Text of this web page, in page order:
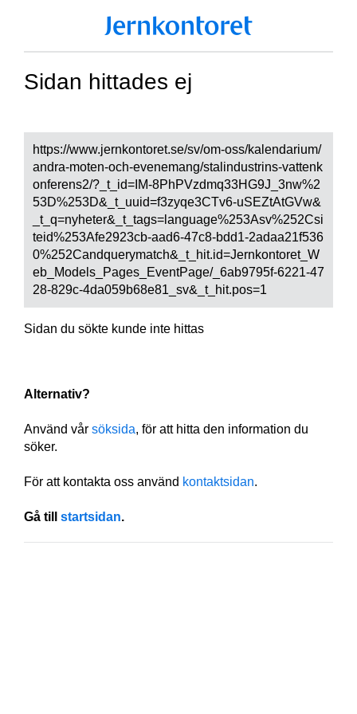
Sidan hittades ej
https://www.jernkontoret.se/sv/om-oss/kalendarium/
andra-moten-och-evenemang/stalindustrins-vattenk
onferens2/?_t_id=IM-8PhPVzdmq33HG9J_3nw%2
53D%253D&_t_uuid=f3zyqe3CTv6-uSEZtAtGVw&
_t_q=nyheter&_t_tags=language%253Asv%252Csi
teid%253Afe2923cb-aad6-47c8-bdd1-2adaa21f536
0%252Candquerymatch&_t_hit.id=Jernkontoret_W
eb_Models_Pages_EventPage/_6ab9795f-6221-47
28-829c-4da059b68e81_sv&_t_hit.pos=1
Sidan du sökte kunde inte hittas
Alternativ?
Använd vår söksida, för att hitta den information du
söker.
För att kontakta oss använd kontaktsidan.
Gå till startsidan.